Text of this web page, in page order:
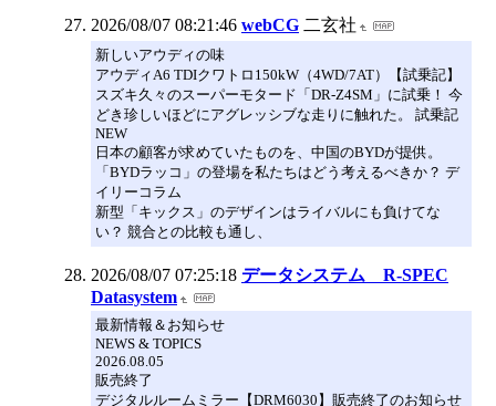
2026/08/07 08:21:46 webCG 二玄社
新しいアウディの味
アウディA6 TDIクワトロ150kW（4WD/7AT）【試乗記】
スズキ久々のスーパーモタード「DR-Z4SM」に試乗！ 今
どき珍しいほどにアグレッシブな走りに触れた。 試乗記
NEW
日本の顧客が求めていたものを、中国のBYDが提供。
「BYDラッコ」の登場を私たちはどう考えるべきか？ デ
イリーコラム
新型「キックス」のデザインはライバルにも負けてな
い？ 競合との比較も通し、
2026/08/07 07:25:18 データシステム R-SPEC
Datasystem
最新情報＆お知らせ
NEWS & TOPICS
2026.08.05
販売終了
デジタルルームミラー【DRM6030】販売終了のお知らせ